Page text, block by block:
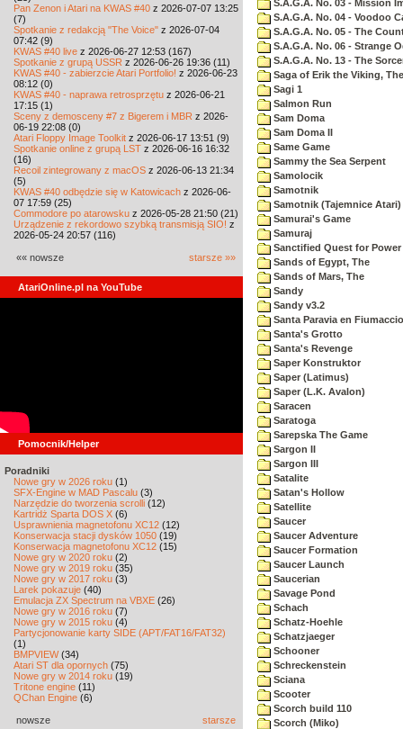
Pan Zenon i Atari na KWAS #40 z 2026-07-07 13:25
(7)
Spotkanie z redakcją "The Voice" z 2026-07-04
07:42 (9)
KWAS #40 live z 2026-06-27 12:53 (167)
Spotkanie z grupą USSR z 2026-06-26 19:36 (11)
KWAS #40 - zabierzcie Atari Portfolio! z 2026-06-23
08:12 (0)
KWAS #40 - naprawa retrosprzętu z 2026-06-21
17:15 (1)
Sceny z demosceny #7 z Bigerem i MBR z 2026-
06-19 22:08 (0)
Atari Floppy Image Toolkit z 2026-06-17 13:51 (9)
Spotkanie online z grupą LST z 2026-06-16 16:32
(16)
Recoil zintegrowany z macOS z 2026-06-13 21:34
(5)
KWAS #40 odbędzie się w Katowicach z 2026-06-
07 17:59 (25)
Commodore po atarowsku z 2026-05-28 21:50 (21)
Urządzenie z rekordowo szybką transmisją SIO! z
2026-05-24 20:57 (116)
«« nowsze starsze »»
AtariOnline.pl na YouTube
Pomocnik/Helper
Poradniki
Nowe gry w 2026 roku (1)
SFX-Engine w MAD Pascalu (3)
Narzędzie do tworzenia scrolli (12)
Kartridż Sparta DOS X (6)
Usprawnienia magnetofonu XC12 (12)
Konserwacja stacji dysków 1050 (19)
Konserwacja magnetofonu XC12 (15)
Nowe gry w 2020 roku (2)
Nowe gry w 2019 roku (35)
Nowe gry w 2017 roku (3)
Larek pokazuje (40)
Emulacja ZX Spectrum na VBXE (26)
Nowe gry w 2016 roku (7)
Nowe gry w 2015 roku (4)
Partycjonowanie karty SIDE (APT/FAT16/FAT32)
(1)
BMPVIEW(34)
Atari ST dla opornych (75)
Nowe gry w 2014 roku (19)
Tritone engine (11)
QChan Engine (6)
nowsze starsze
S.A.G.A. No. 03 - Mission
S.A.G.A. No. 04 - Voodoo
S.A.G.A. No. 05 - The
S.A.G.A. No. 06 - Strange
S.A.G.A. No. 13 - The
Saga of Erik the Viking, The
Sagi 1
Salmon Run
Sam Doma
Sam Doma II
Same Game
Sammy the Sea Serpent
Samolocik
Samotnik
Samotnik (Tajemnice Atari)
Samurai's Game
Samuraj
Sanctified Quest for Power
Sands of Egypt, The
Sands of Mars, The
Sandy
Sandy v3.2
Santa Paravia en Fiumaccio
Santa's Grotto
Santa's Revenge
Saper Konstruktor
Saper (Latimus)
Saper (L.K. Avalon)
Saracen
Saratoga
Sarepska The Game
Sargon II
Sargon III
Satalite
Satan's Hollow
Satellite
Saucer
Saucer Adventure
Saucer Formation
Saucer Launch
Saucerian
Savage Pond
Schach
Schatz-Hoehle
Schatzjaeger
Schooner
Schreckenstein
Sciana
Scooter
Scorch build 110
Scorch (Miko)